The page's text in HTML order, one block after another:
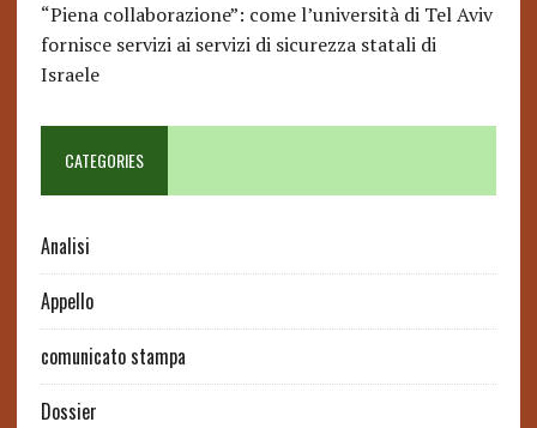
“Piena collaborazione”: come l’università di Tel Aviv
fornisce servizi ai servizi di sicurezza statali di
Israele
CATEGORIES
Analisi
Appello
comunicato stampa
Dossier